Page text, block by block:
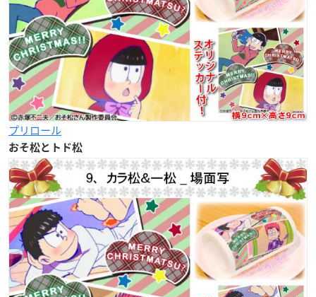
プリロール
おそ松とトド松